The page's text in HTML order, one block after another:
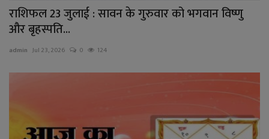
राशिफल 23 जुलाई : सावन के गुरुवार को भगवान विष्णु
और बृहस्पति...
admin Jul 23, 2026 0 124